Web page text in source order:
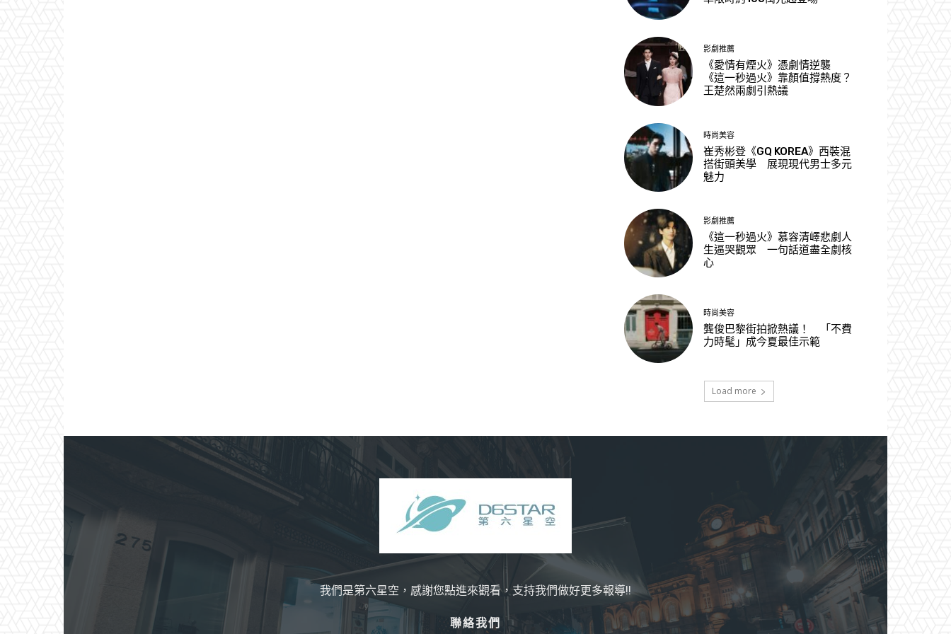
影劇推薦
《愛情有煙火》憑劇情逆襲
《這一秒過火》靠顏值撐熱度？
王楚然兩劇引熱議
時尚美容
崔秀彬登《GQ KOREA》西裝混
搭街頭美學 展現現代男士多元
魅力
影劇推薦
《這一秒過火》慕容清嶧悲劇人
生逼哭觀眾 一句話道盡全劇核
心
時尚美容
龔俊巴黎街拍掀熱議！ 「不費
力時髦」成今夏最佳示範
Load more
我們是第六星空，感謝您點進來觀看，支持我們做好更多報導!!
聯絡我們